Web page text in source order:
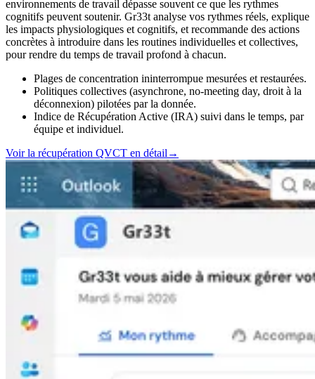
environnements de travail dépasse souvent ce que les rythmes
cognitifs peuvent soutenir. Gr33t analyse vos rythmes réels, explique
les impacts physiologiques et cognitifs, et recommande des actions
concrètes à introduire dans les routines individuelles et collectives,
pour rendre du temps de travail profond à chacun.
Plages de concentration ininterrompue mesurées et restaurées.
Politiques collectives (asynchrone, no-meeting day, droit à la
déconnexion) pilotées par la donnée.
Indice de Récupération Active (IRA) suivi dans le temps, par
équipe et individuel.
Voir la récupération QVCT en détail →